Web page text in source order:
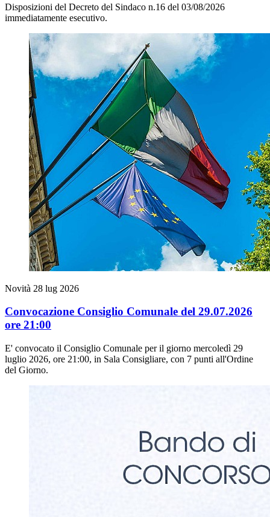
Disposizioni del Decreto del Sindaco n.16 del 03/08/2026
immediatamente esecutivo.
Novità 28 lug 2026
Convocazione Consiglio Comunale del 29.07.2026
ore 21:00
E' convocato il Consiglio Comunale per il giorno mercoledì 29
luglio 2026, ore 21:00, in Sala Consigliare, con 7 punti all'Ordine
del Giorno.